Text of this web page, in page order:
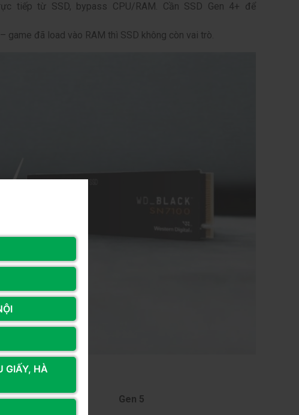
tiếp từ SSD, bypass CPU/RAM. Cần SSD Gen 4+ để
game đã load vào RAM thì SSD không còn vai trò.
Gen 4 Gen 5
GIẤY, HÀ